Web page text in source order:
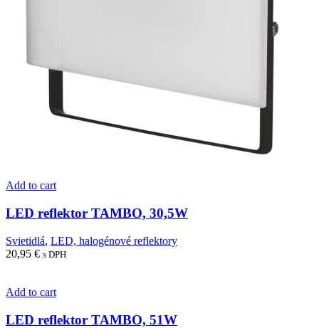
Add to cart
LED reflektor TAMBO, 30,5W
Svietidlá, LED, halogénové reflektory
20,95 € s DPH
Add to cart
LED reflektor TAMBO, 51W